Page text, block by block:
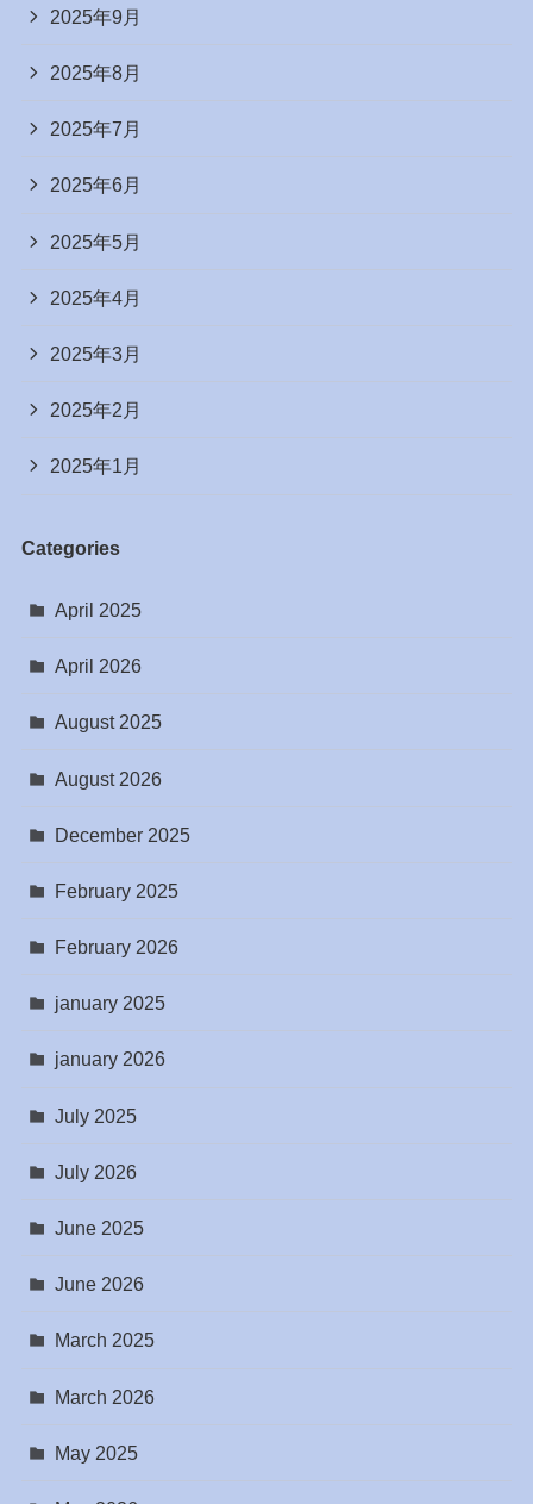
2025年9月
2025年8月
2025年7月
2025年6月
2025年5月
2025年4月
2025年3月
2025年2月
2025年1月
Categories
April 2025
April 2026
August 2025
August 2026
December 2025
February 2025
February 2026
january 2025
january 2026
July 2025
July 2026
June 2025
June 2026
March 2025
March 2026
May 2025